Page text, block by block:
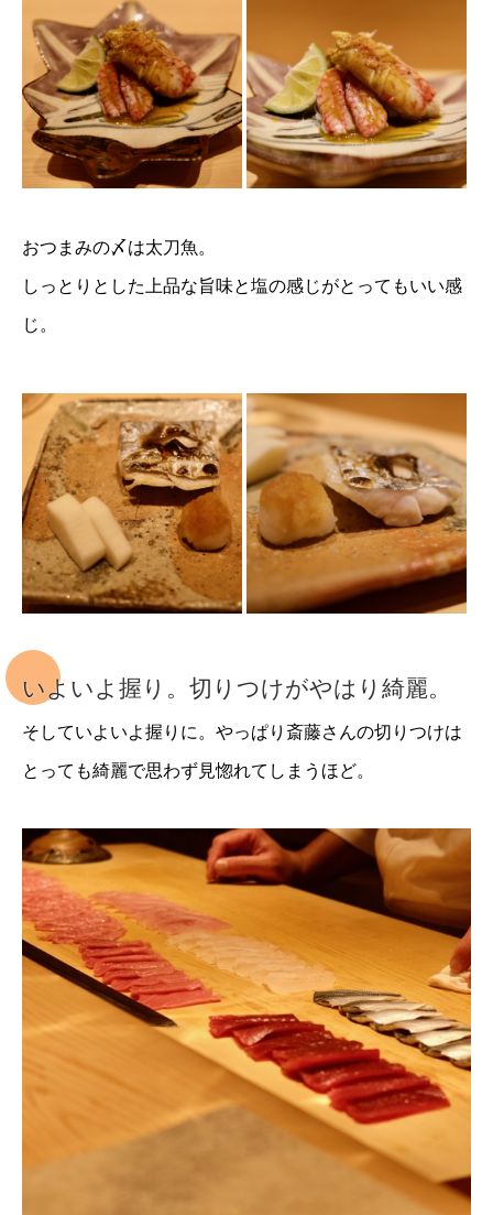
おつまみの〆は太刀魚。
しっとりとした上品な旨味と塩の感じがとってもいい感
じ。
いよいよ握り。切りつけがやはり綺麗。
そしていよいよ握りに。やっぱり斎藤さんの切りつけは
とっても綺麗で思わず見惚れてしまうほど。